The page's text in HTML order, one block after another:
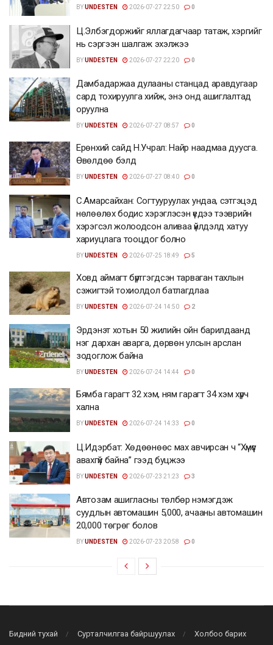
BYUNDESTEN 2026-07-27 22:50 0
Ц.Элбэгдоржийг яллагдагчаар татаж, хэргийг
нь сэргээн шалгаж эхэлжээ
BYUNDESTEN 2026-07-27 22:20 0
Дамбадаржаа дулааны станцад аравдугаар
сард тохируулга хийж, энэ онд ашиглалтад
оруулна
BYUNDESTEN 2026-07-27 08:57 0
Ерөнхий сайд Н.Учрал: Найр наадмаа дуусга.
Өвөлдөө бэлд
BYUNDESTEN 2026-07-27 08:40 0
С.Амарсайхан: Согтууруулах ундаа, сэтгэцэд
нөлөөлөх бодис хэрэглэсэн үедээ тээврийн
хэрэгсэл жолоодсон аливаа үйлдэлд хатуу
хариуцлага тооцдог болно
BYUNDESTEN 2026-07-25 18:49 5
Ховд аймагт бүртгэгдсэн тарваган тахлын
сэжигтэй тохиолдол батлагдлаа
BYUNDESTEN 2026-07-24 14:50 2
Эрдэнэт хотын 50 жилийн ойн барилдаанд
нэг дархан аварга, дөрвөн улсын арслан
зодоглож байна
BYUNDESTEN 2026-07-24 14:44 0
Бямба гарагт 32 хэм, ням гарагт 34 хэм хүрч
хална
BYUNDESTEN 2026-07-24 14:33 0
Ц.Идэрбат: Хөдөөнөөс мах авчирсан ч “Хүмүүс
авахгүй байна” гээд буцжээ
BYUNDESTEN 2026-07-23 21:23 3
Автозам ашигласны төлбөр нэмэгдэж
суудлын автомашин 5,000, ачааны автомашин
20,000 төгрөг болов
BYUNDESTEN 2026-07-23 20:58 0
Бидний тухай Сурталчилгаа байршуулах Холбоо барих